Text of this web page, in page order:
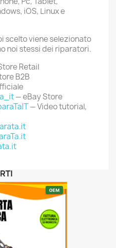
iOS, Linux e
scelto viene selezionato
noi stessi dei riparatori.
Retail
B2B
— eBay Store
— Video tutorial,
OEM